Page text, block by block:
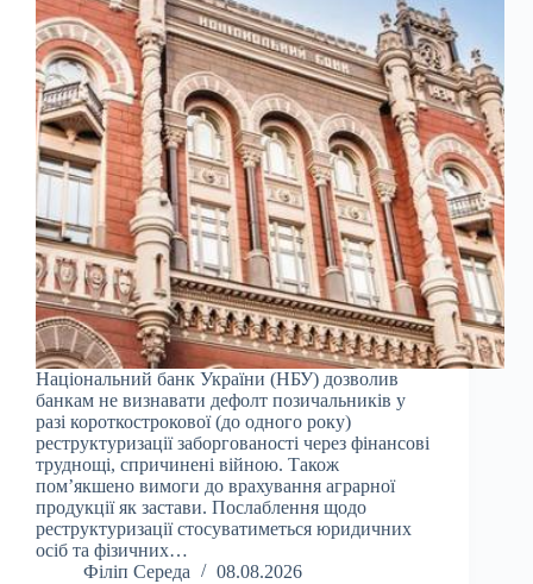
Національний банк України (НБУ) дозволив
банкам не визнавати дефолт позичальників у
разі короткострокової (до одного року)
реструктуризації заборгованості через фінансові
труднощі, спричинені війною. Також
пом’якшено вимоги до врахування аграрної
продукції як застави. Послаблення щодо
реструктуризації стосуватиметься юридичних
осіб та фізичних…
Філіп Середа
08.08.2026